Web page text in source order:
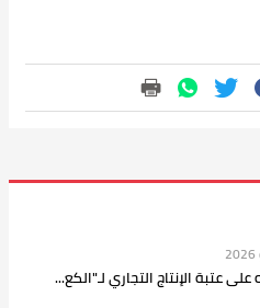
عتبة الإنتاج التجاري لـ"الكع...